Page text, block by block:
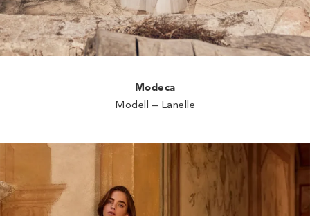
Modeca
Modell – Lanelle